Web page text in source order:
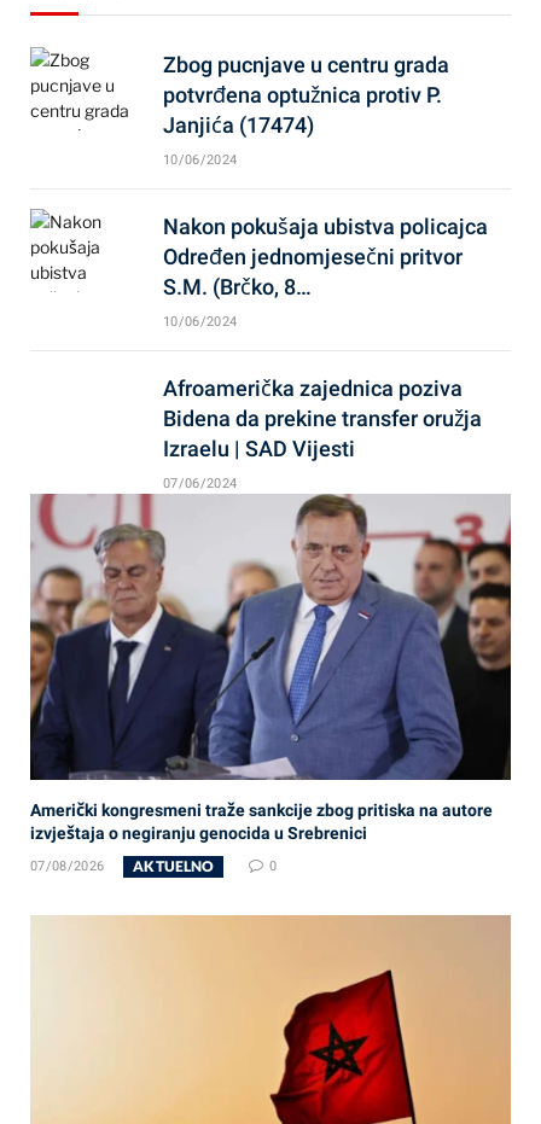
Zbog pucnjave u centru grada
potvrđena optužnica protiv P.
Janjića (17474)
10/06/2024
Nakon pokušaja ubistva policajca
Određen jednomjesečni pritvor
S.M. (Brčko, 8…
10/06/2024
Afroamerička zajednica poziva
Bidena da prekine transfer oružja
Izraelu | SAD Vijesti
07/06/2024
Američki kongresmeni traže sankcije zbog pritiska na autore
izvještaja o negiranju genocida u Srebrenici
07/08/2026 AKTUELNO 0